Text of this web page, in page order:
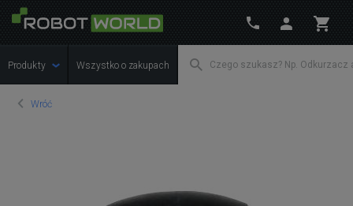
Produkty Wszystko o zakupach
Wróć